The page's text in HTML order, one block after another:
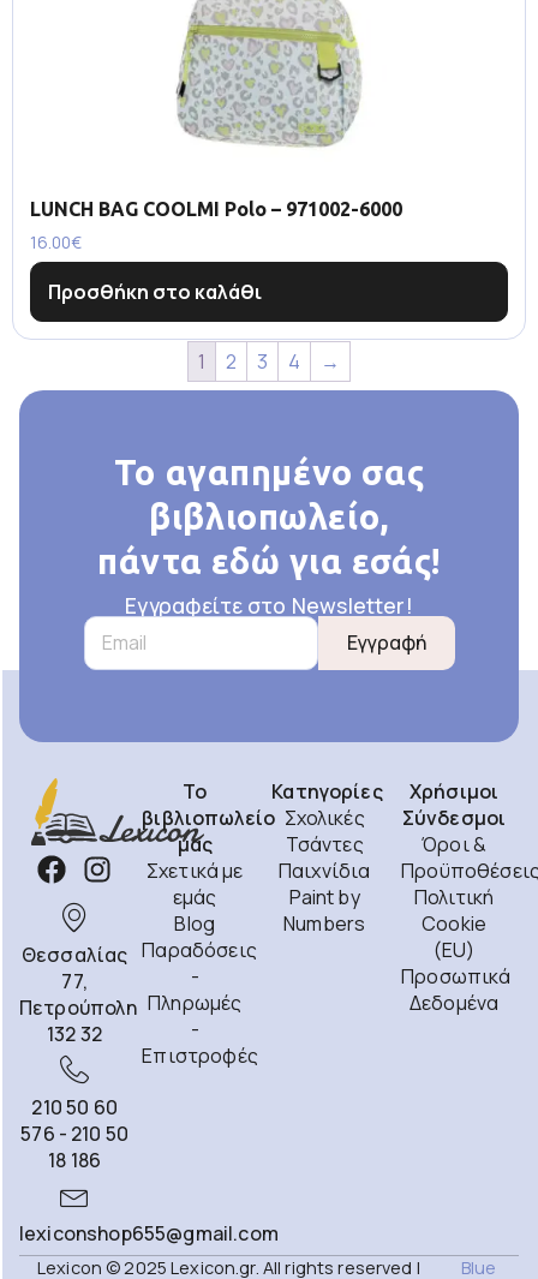
LUNCH BAG COOLMI Polo – 971002-6000
16.00€
Προσθήκη στο καλάθι
1 2 3 4 →
Το αγαπημένο σας
βιβλιοπωλείο,
πάντα εδώ για εσάς!
Εγγραφείτε στο Newsletter!
Εγγραφή
Θεσσαλίας
77,
Πετρούπολη
132 32
210 50 60
576 - 210 50
18 186
lexiconshop655@gmail.com
Το
βιβλιοπωλείο
μας
Σχετικά με
εμάς
Blog
Παραδόσεις
-
Πληρωμές
-
Επιστροφές
Κατηγορίες
Σχολικές
Τσάντες
Παιχνίδια
Paint by
Numbers
Χρήσιμοι
Σύνδεσμοι
Όροι &
Πολιτική
Cookie
(EU)
Προσωπικά
Δεδομένα
Lexicon © 2025 Lexicon.gr. All rights reserved | Blue